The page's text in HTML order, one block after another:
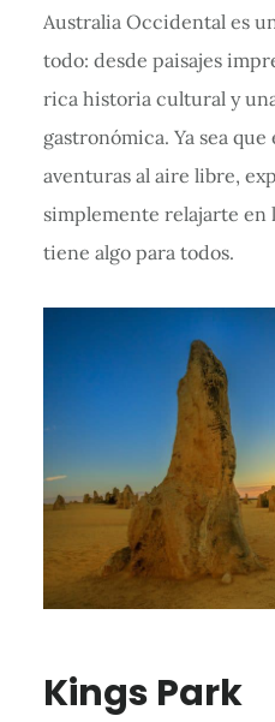
Australia Occidental es
todo: desde paisajes
rica historia cultural y
gastronómica. Ya sea
aventuras al aire libre,
simplemente relajarte en
tiene algo para todos.
Kings Park